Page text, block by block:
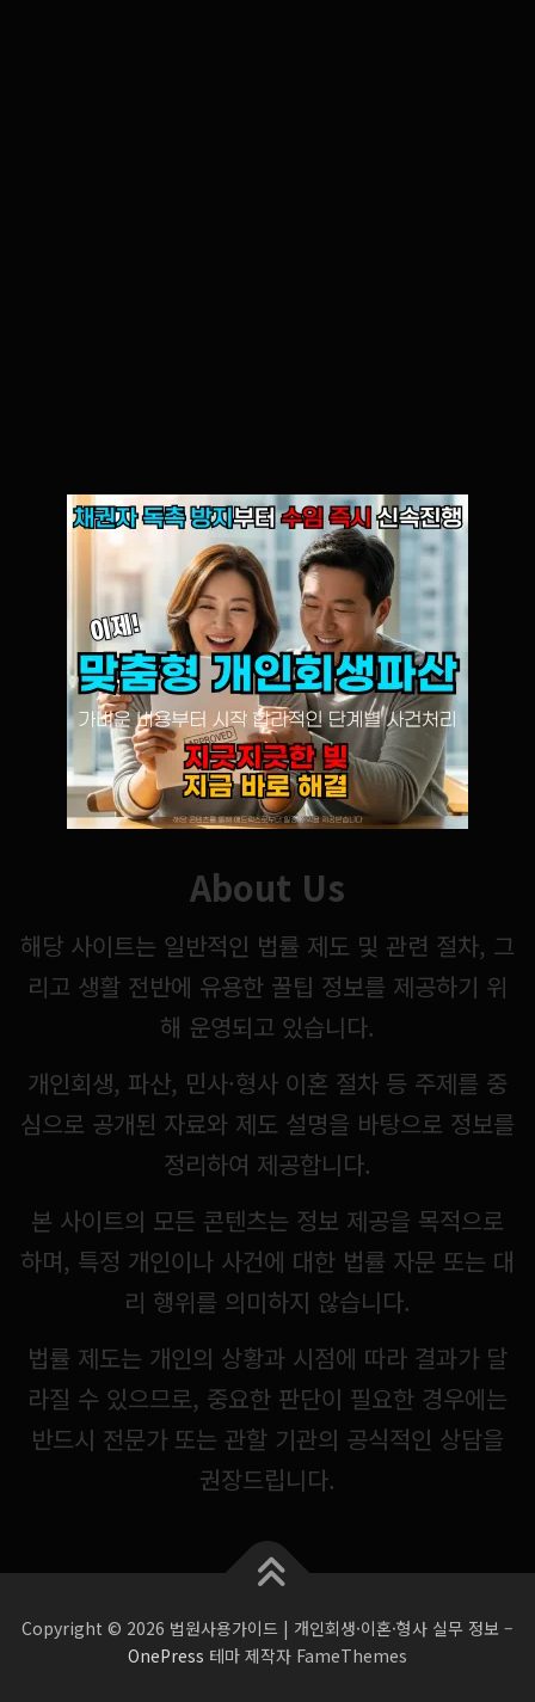
About Us
해당 사이트는 일반적인 법률 제도 및 관련 절차, 그
리고 생활 전반에 유용한 꿀팁 정보를 제공하기 위
해 운영되고 있습니다.
개인회생, 파산, 민사·형사 이혼 절차 등 주제를 중
심으로 공개된 자료와 제도 설명을 바탕으로 정보를
정리하여 제공합니다.
본 사이트의 모든 콘텐츠는 정보 제공을 목적으로
하며, 특정 개인이나 사건에 대한 법률 자문 또는 대
리 행위를 의미하지 않습니다.
법률 제도는 개인의 상황과 시점에 따라 결과가 달
라질 수 있으므로, 중요한 판단이 필요한 경우에는
반드시 전문가 또는 관할 기관의 공식적인 상담을
권장드립니다.
Copyright © 2026 법원사용가이드 | 개인회생·이혼·형사 실무 정보 –
OnePress 테마 제작자 FameThemes